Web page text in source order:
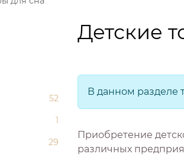
52
1
29
Детские
В данном разделе
Приобретение
различных